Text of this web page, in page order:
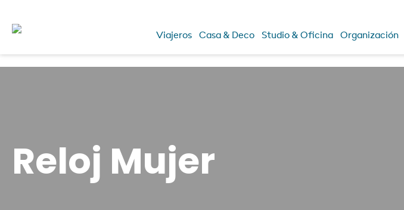
Viajeros Casa & Deco Studio & Oficina Organización
Reloj Mujer